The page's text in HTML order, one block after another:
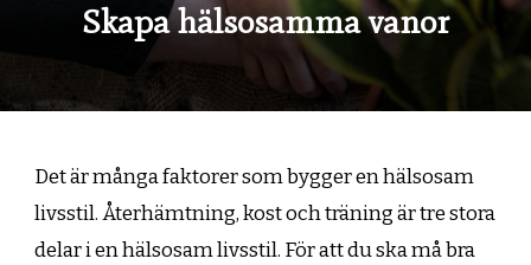
Skapa hälsosamma vanor
Det är många faktorer som bygger en hälsosam
livsstil. Återhämtning, kost och träning är tre stora
delar i en hälsosam livsstil. För att du ska må bra